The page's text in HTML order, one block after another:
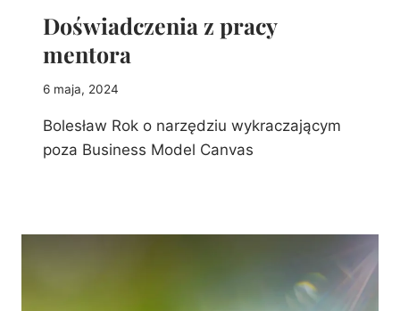
Doświadczenia z pracy
mentora
6 maja, 2024
Bolesław Rok o narzędziu wykraczającym
poza Business Model Canvas